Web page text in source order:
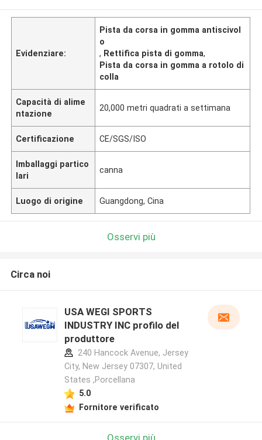
Evidenziare:
Pista da corsa in gomma antiscivol
o
, Rettifica pista di gomma,
Pista da corsa in gomma a rotolo di
colla
Capacità di alime
ntazione
20,000 metri quadrati a settimana
Certificazione CE/SGS/ISO
Imballaggi partico
lari
canna
Luogo di origine Guangdong, Cina
Osservi più
Circa noi
USA WEGI SPORTS
INDUSTRY INC profilo del
produttore
240 Hancock Avenue, Jersey
City, New Jersey 07307, United
States ,Porcellana
5.0
Fornitore verificato
Osservi più